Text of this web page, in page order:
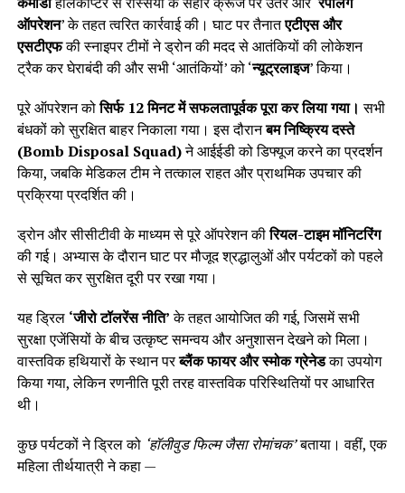
ऑपरेशन’ के तहत त्वरित कार्रवाई की। घाट पर तैनातएटीएस और
एसटीएफकी स्नाइपर टीमों ने ड्रोन की मदद से आतंकियों की लोकेशन
ट्रैक कर घेराबंदी की और सभी ‘आतंकियों’ को ‘न्यूट्रलाइज’ किया।
पूरे ऑपरेशन कोसिर्फ 12 मिनट में सफलतापूर्वक पूरा कर लिया गया। सभी
बंधकों को सुरक्षित बाहर निकाला गया। इस दौरानबम निष्क्रिय दस्ते
(Bomb Disposal Squad)ने आईईडी को डिफ्यूज करने का प्रदर्शन
किया, जबकि मेडिकल टीम ने तत्काल राहत और प्राथमिक उपचार की
प्रक्रिया प्रदर्शित की।
ड्रोन और सीसीटीवी के माध्यम से पूरे ऑपरेशन कीरियल-टाइम मॉनिटरिंग
की गई। अभ्यास के दौरान घाट पर मौजूद श्रद्धालुओं और पर्यटकों को पहले
से सूचित कर सुरक्षित दूरी पर रखा गया।
यह ड्रिल ‘जीरो टॉलरेंस नीति’के तहत आयोजित की गई, जिसमें सभी
सुरक्षा एजेंसियों के बीच उत्कृष्ट समन्वय और अनुशासन देखने को मिला।
वास्तविक हथियारों के स्थान परब्लैंक फायर और स्मोक ग्रेनेडका उपयोग
किया गया, लेकिन रणनीति पूरी तरह वास्तविक परिस्थितियों पर आधारित
थी।
कुछ पर्यटकों ने ड्रिल को ‘हॉलीवुड फिल्म जैसा रोमांचक’बताया। वहीं, एक
महिला तीर्थयात्री ने कहा —